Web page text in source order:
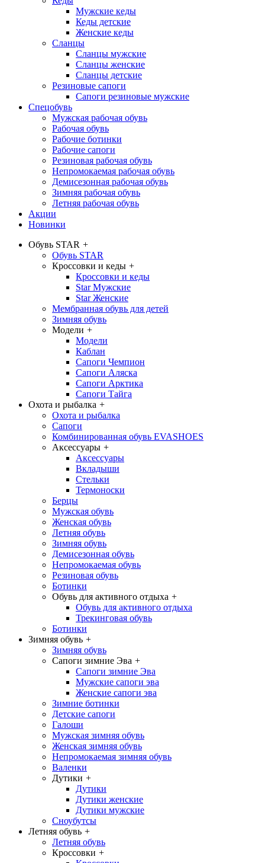
Мужские кеды
Кеды детские
Женские кеды
Сланцы
Сланцы мужские
Сланцы женские
Сланцы детские
Резиновые сапоги
Сапоги резиновые мужские
Спецобувь
Мужская рабочая обувь
Рабочая обувь
Рабочие ботинки
Рабочие сапоги
Резиновая рабочая обувь
Непромокаемая рабочая обувь
Демисезонная рабочая обувь
Зимняя рабочая обувь
Летняя рабочая обувь
Акции
Новинки
Обувь STAR +
Обувь STAR
Кроссовки и кеды +
Кроссовки и кеды
Star Мужские
Star Женские
Мембранная обувь для детей
Зимняя обувь
Модели +
Модели
Каблан
Сапоги Чемпион
Сапоги Аляска
Сапоги Арктика
Сапоги Тайга
Охота и рыбалка +
Охота и рыбалка
Сапоги
Комбинированная обувь EVASHOES
Аксессуары +
Аксессуары
Вкладыши
Стельки
Термоноски
Берцы
Мужская обувь
Женская обувь
Летняя обувь
Зимняя обувь
Демисезонная обувь
Непромокаемая обувь
Резиновая обувь
Ботинки
Обувь для активного отдыха +
Обувь для активного отдыха
Трекинговая обувь
Ботинки
Зимняя обувь +
Зимняя обувь
Сапоги зимние Эва +
Сапоги зимние Эва
Мужские сапоги эва
Женские сапоги эва
Зимние ботинки
Детские сапоги
Галоши
Мужская зимняя обувь
Женская зимняя обувь
Непромокаемая зимняя обувь
Валенки
Дутики +
Дутики
Дутики женские
Дутики мужские
Сноубутсы
Летняя обувь +
Летняя обувь
Кроссовки +